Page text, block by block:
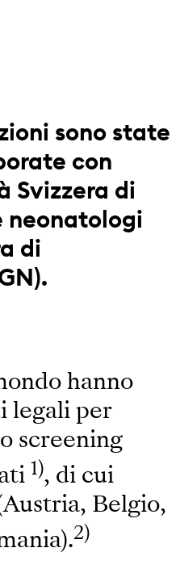
sono state
con
Svizzera di
neonatologi
di
hanno
legali per
screening
1), di cui
Belgio,
2)